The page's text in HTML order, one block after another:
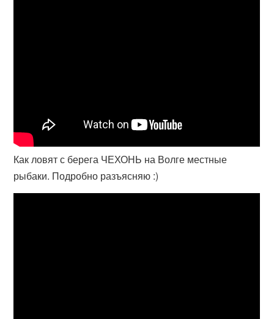
Как ловят с берега ЧЕХОНЬ на Волге местные
рыбаки. Подробно разъясняю :)